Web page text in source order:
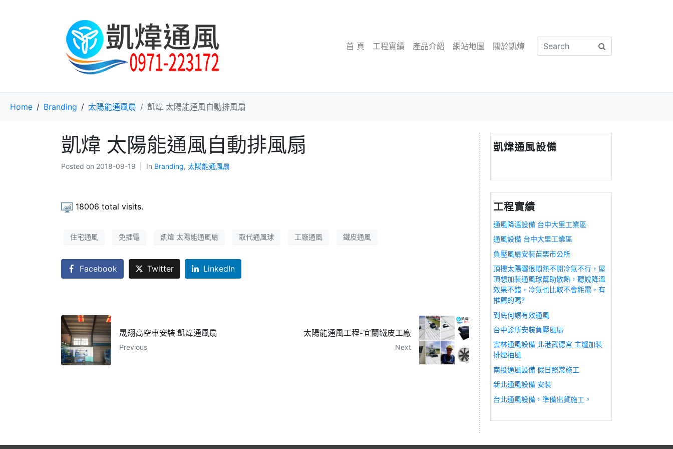
首 頁 工程實績 產品介紹 網站地圖 關於凱煒
Home Branding 太陽能通風扇 凱煒 太陽能通風自動排風扇
凱煒 太陽能通風自動排風扇
Posted on 2018-09-19 In Branding, 太陽能通風扇
18006 total visits.
住宅通風 免插電 凱煒 太陽能通風扇 取代通風球 工廠通風 鐵皮通風
Facebook Twitter LinkedIn
晟翔高空車安裝 凱煒通風扇
Previous
太陽能通風工程-宜蘭鐵皮工廠
Next
凱煒通風設備
工程實績
通風降溫設備 台中大里工業區
通風設備 台中大里工業區
負壓風扇安裝苗栗市公所
頂樓太陽曬很悶熱不開冷氣不行，屋
頂想加裝通風球幫助散熱，聽說降溫
效果不錯，冷氣也比較不會耗電，有
推薦的嗎?
到底何謂有效通風
台中診所安裝負壓風扇
雲林通風設備 北港武德宮 主爐加裝
排煙抽風
南投通風設備 假日照常施工
新北通風設備 安裝
台北通風設備，準備出貨施工。